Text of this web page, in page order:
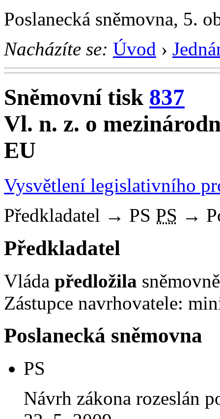
Poslanecká sněmovna, 5.
Nacházíte se: Úvod ›
Sněmovní tisk 837
Vl. n. z. o
EU
Vysvětlení legislativního
Předkladatel → PS PS →
Předkladatel
Vláda předložila
Zástupce navrhovatele:
Poslanecká sněmovna
PS
Návrh zákona rozeslán